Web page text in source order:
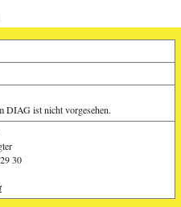
DIAG ist nicht vorgesehen.
30